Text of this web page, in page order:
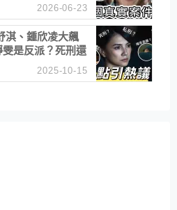
2026-06-23
淇、鍾欣凌大飆
是反派？死刑還
2025-10-15